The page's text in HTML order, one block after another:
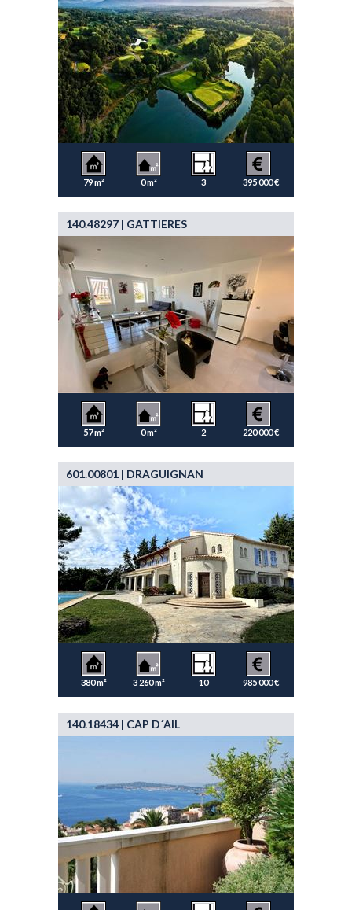
79 m² 0 m² 3 395 000 €
140.48297 | GATTIERES
57 m² 0 m² 2 220 000 €
601.00801 | DRAGUIGNAN
380 m² 3 260 m² 10 985 000 €
140.18434 | CAP D´AIL